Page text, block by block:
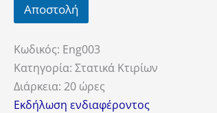
Αποστολή
Κωδικός: Eng003
Κατηγορία: Στατικά Κτιρίων
Διάρκεια: 20 ώρες
Εκδήλωση ενδιαφέροντος